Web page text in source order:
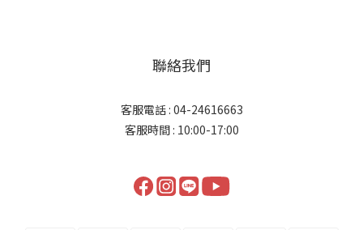
聯絡我們
客服電話 : 04-24616663
客服時間 : 10:00-17:00